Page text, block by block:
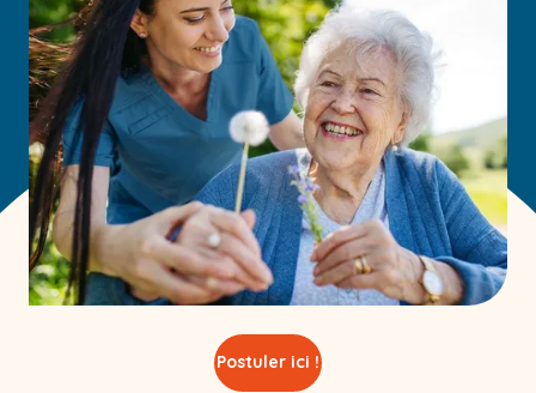
Postuler ici !